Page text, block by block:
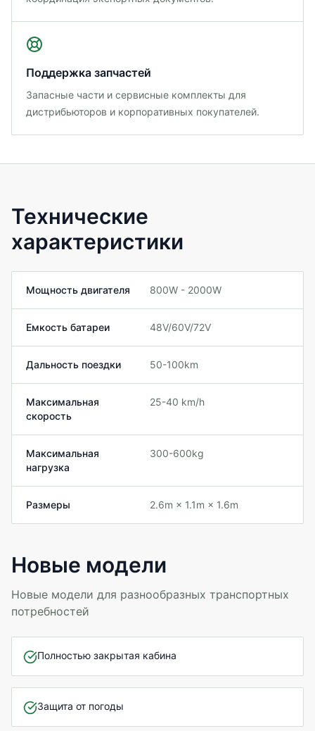
Поддержка запчастей
Запасные части и сервисные комплекты для
дистрибьюторов и корпоративных покупателей.
Технические
характеристики
Мощность двигателя 800W - 2000W
Емкость батареи 48V/60V/72V
Дальность поездки 50-100km
Максимальная
скорость
25-40 km/h
Максимальная
нагрузка
300-600kg
Размеры 2.6m × 1.1m × 1.6m
Новые модели
Новые модели для разнообразных транспортных
потребностей
Полностью закрытая кабина
Защита от погоды